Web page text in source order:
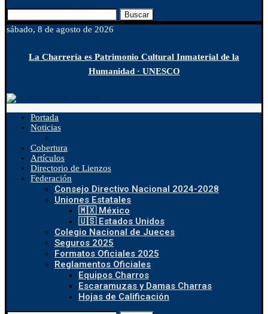
Buscar
sábado, 8 de agosto de 2026
La Charrería es Patrimonio Cultural Inmaterial de la
Humanidad · UNESCO
Portada
Noticias
Cobertura
Artículos
Directorio de Lienzos
Federación
Consejo Directivo Nacional 2024-2028
Uniones Estatales
🇲🇽 México
🇺🇸 Estados Unidos
Colegio Nacional de Jueces
Seguros 2025
Formatos Oficiales 2025
Reglamentos Oficiales
Equipos Charros
Escaramuzas y Damas Charras
Hojas de Calificación